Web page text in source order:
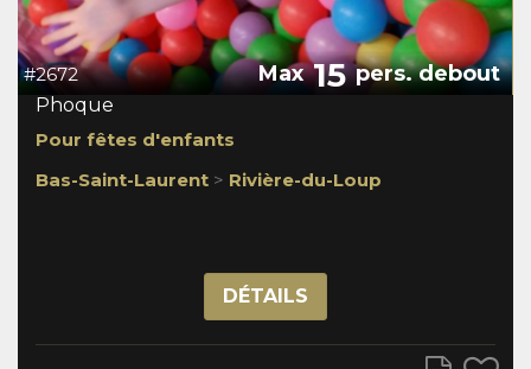
#2672 Max15pers. debout
Phoque
Pour fêtes d'enfants
Bas-Saint-Laurent > Rivière-du-Loup
DÉTAILS